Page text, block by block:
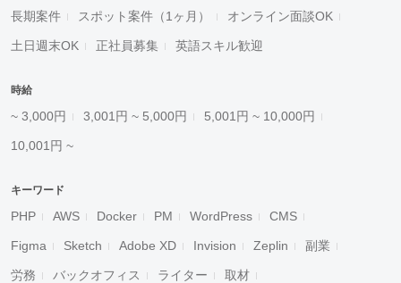
長期案件 スポット案件（1ヶ月） オンライン面談OK
土日週末OK 正社員募集 英語スキル歓迎
時給
~ 3,000円 3,001円 ~ 5,000円 5,001円 ~ 10,000円
10,001円 ~
キーワード
PHP AWS Docker PM WordPress CMS
Figma Sketch Adobe XD Invision Zeplin 副業
労務 バックオフィス ライター 取材